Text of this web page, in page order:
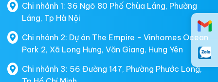
Chi nhánh 1: 36 Ngõ 80 Phố Chùa Láng, Phường
Láng, Tp Hà Nội
Chi nhánh 2: Dự án The Empire - Vinhomes Ocean
Park 2, Xã Long Hưng, Văn Giang, Hưng Yên
Chi nhánh 3: 56 Đường 147, Phường Phước Long,